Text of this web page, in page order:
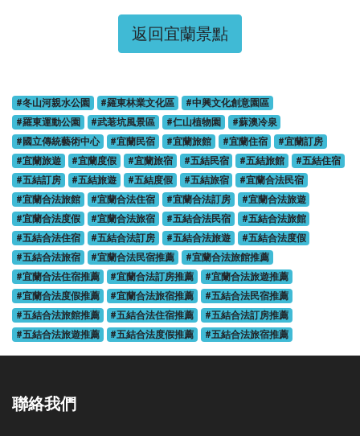
返回宜蘭景點
#冬山河親水公園 #羅東林業文化區
#中興文化創意園區
#羅東運動公園
#武荖坑風景區 #仁山植物園
#蘇澳冷泉
#國立傳統藝術中心
#宜蘭民宿 #宜蘭旅館 #宜蘭住宿
#宜蘭訂房
#宜蘭旅遊
#宜蘭度假 #宜蘭旅宿 #五結民宿 #五結旅館
#五結住宿
#五結訂房
#五結旅遊 #五結度假 #五結旅宿
#宜蘭合法民宿
#宜蘭合法旅館
#宜蘭合法住宿 #宜蘭合法訂房
#宜蘭合法旅遊
#宜蘭合法度假
#宜蘭合法旅宿 #五結合法民宿
#五結合法旅館
#五結合法住宿
#五結合法訂房 #五結合法旅遊
#五結合法度假
#五結合法旅宿
#宜蘭合法民宿推薦
#宜蘭合法旅館推薦
#宜蘭合法住宿推薦
#宜蘭合法訂房推薦
#宜蘭合法旅遊推薦
#宜蘭合法度假推薦
#宜蘭合法旅宿推薦
#五結合法民宿推薦
#五結合法旅館推薦
#五結合法住宿推薦
#五結合法訂房推薦
#五結合法旅遊推薦
#五結合法度假推薦 #五結合法旅宿推薦
聯絡我們